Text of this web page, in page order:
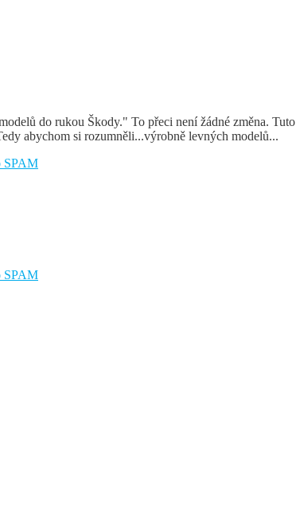
do rukou Škody." To přeci není žádné změna. Tuto
abychom si rozumněli...výrobně levných modelů...
SPAM
SPAM